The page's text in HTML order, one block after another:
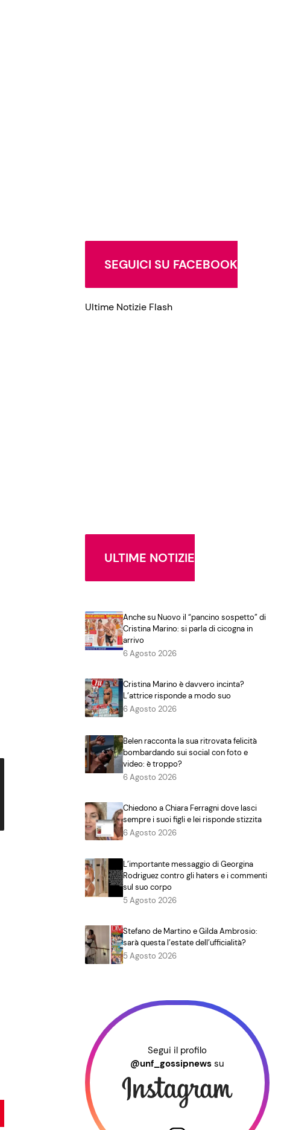
SEGUICI SU FACEBOOK
Ultime Notizie Flash
ULTIME NOTIZIE
Anche su Nuovo il “pancino sospetto” di
Cristina Marino: si parla di cicogna in
arrivo
6 Agosto 2026
Cristina Marino è davvero incinta?
L’attrice risponde a modo suo
6 Agosto 2026
Belen racconta la sua ritrovata felicità
bombardando sui social con foto e
video: è troppo?
6 Agosto 2026
Chiedono a Chiara Ferragni dove lasci
sempre i suoi figli e lei risponde stizzita
6 Agosto 2026
L’importante messaggio di Georgina
Rodriguez contro gli haters e i commenti
sul suo corpo
5 Agosto 2026
Stefano de Martino e Gilda Ambrosio:
sarà questa l’estate dell’ufficialità?
5 Agosto 2026
Segui il profilo
@unf_gossipnews su